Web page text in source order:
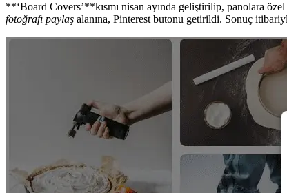
**‘Board Covers’**kısmı nisan ayında geliştirilip, panolara
fotoğrafı paylaş alanına, Pinterest butonu getirildi. Sonuç